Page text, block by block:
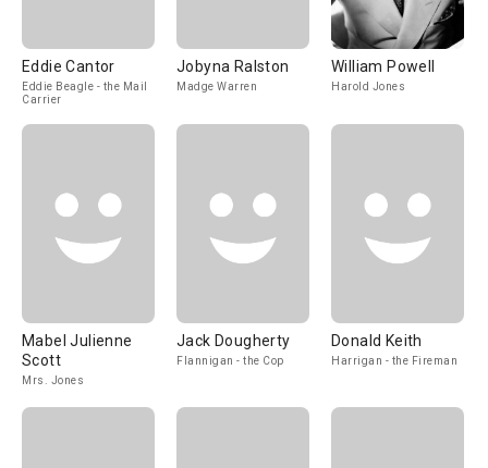
Eddie Cantor
Eddie Beagle - the Mail
Carrier
Jobyna Ralston
Madge Warren
William Powell
Harold Jones
Mabel Julienne
Scott
Mrs. Jones
Jack Dougherty
Flannigan - the Cop
Donald Keith
Harrigan - the Fireman